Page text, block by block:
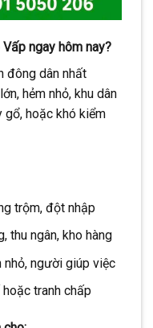
ngay hôm nay?
đông dân nhất
hẻm nhỏ, khu dân
hoặc khó kiểm
trộm, đột nhập
thu ngân, kho hàng
nhỏ, người giúp việc
tranh chấp